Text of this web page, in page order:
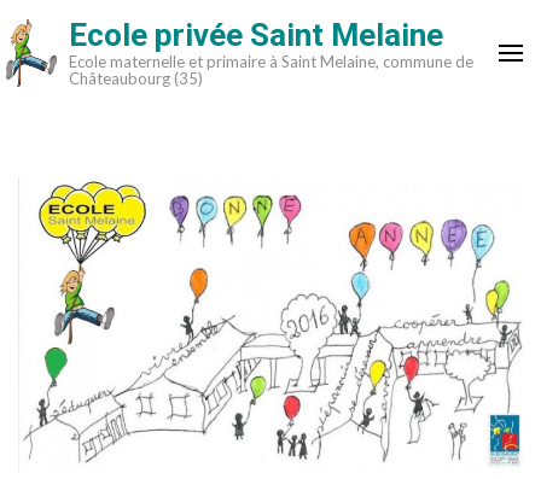
Aller
au
contenu
Ecole privée Saint Melaine
Ecole maternelle et primaire à Saint Melaine, commune de
Châteaubourg (35)